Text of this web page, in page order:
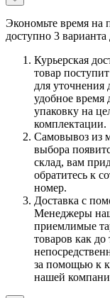
Экономьте время на
доступно 3 варианта
Курьерская
товар
для уточнения
удобное время
упаковку на
комплектации.
Самовывоз из
выбора
склад, вам
обратитесь к
номер.
Доставка с
Менеджеры
приемлимые
товаров как
за помощью к
нашей